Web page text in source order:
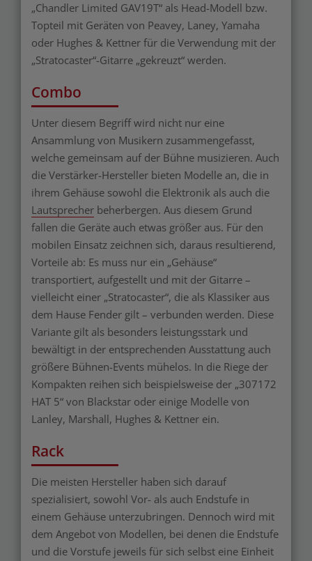
„Chandler Limited GAV19T“ als Head-Modell bzw.
Topteil mit Geräten von Peavey, Laney, Yamaha
oder Hughes & Kettner für die Verwendung mit der
„Stratocaster“-Gitarre „gekreuzt“ werden.
Combo
Unter diesem Begriff wird nicht nur eine
Ansammlung von Musikern zusammengefasst,
welche gemeinsam auf der Bühne musizieren. Auch
die Verstärker-Hersteller bieten Modelle an, die in
ihrem Gehäuse sowohl die Elektronik als auch die
Lautsprecher beherbergen. Aus diesem Grund
fallen die Geräte auch etwas größer aus. Für den
mobilen Einsatz zeichnen sich, daraus resultierend,
Vorteile ab: Es muss nur ein „Gehäuse“
transportiert, aufgestellt und mit der Gitarre –
vielleicht einer „Stratocaster“, die als Klassiker aus
dem Hause Fender gilt – verbunden werden. Diese
Variante gilt als besonders leistungsstark und
bewältigt in der entsprechenden Ausstattung auch
größere Bühnen-Events mühelos. In die Riege der
Kompakten reihen sich beispielsweise der „307172
HAT 5“ von Blackstar oder einige Modelle von
Lanley, Marshall, Hughes & Kettner ein.
Rack
Die meisten Hersteller haben sich darauf
spezialisiert, sowohl Vor- als auch Endstufe in
einem Gehäuse unterzubringen. Dennoch wird mit
dem Angebot von Modellen, bei denen die Endstufe
und die Vorstufe jeweils für sich selbst eine Einheit